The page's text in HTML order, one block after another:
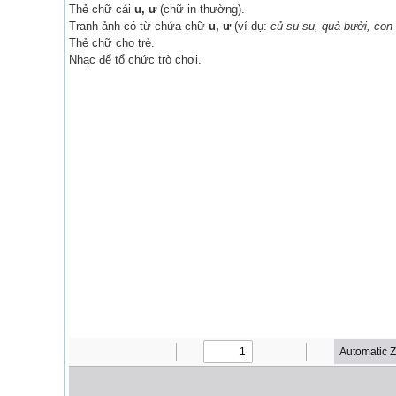
Thẻ chữ cái u, ư(chữ in thường).
Tranh ảnh có từ chứa chữ u, ư(ví dụ: củ su su, quả bưởi, con
Thẻ chữ cho trẻ.
Nhạc để tổ chức trò chơi.